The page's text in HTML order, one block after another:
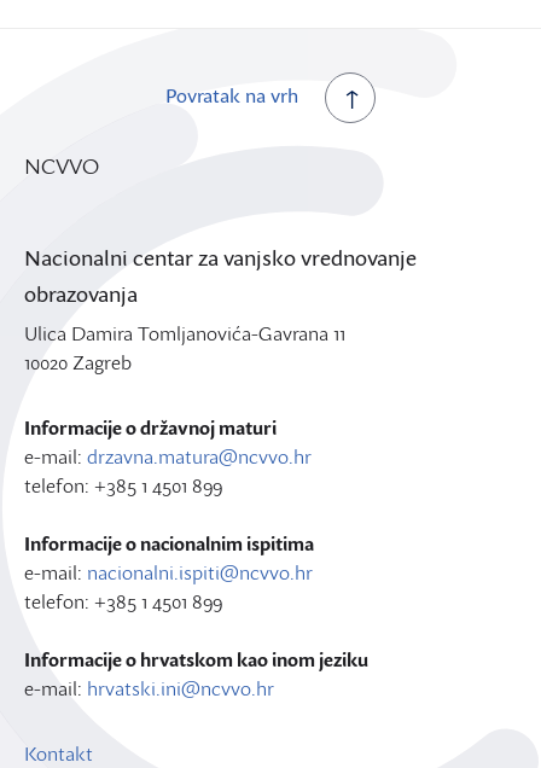
Povratak na vrh
NCVVO
Nacionalni centar za vanjsko vrednovanje
obrazovanja
Ulica Damira Tomljanovića-Gavrana 11
10020 Zagreb
Informacije o državnoj maturi
e-mail: drzavna.matura@ncvvo.hr
telefon: +385 1 4501 899
Informacije o nacionalnim ispitima
e-mail: nacionalni.ispiti@ncvvo.hr
telefon: +385 1 4501 899
Informacije o hrvatskom kao inom jeziku
e-mail: hrvatski.ini@ncvvo.hr
Kontakt